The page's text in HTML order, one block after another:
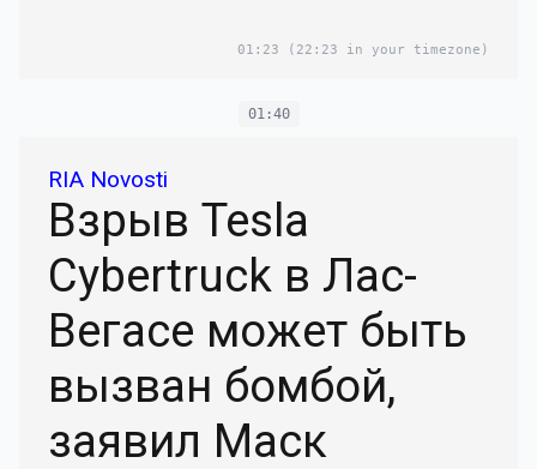
01:23 (22:23 in your timezone)
01:40
RIA Novosti
Взрыв Tesla
Cybertruck в Лас-
Вегасе может быть
вызван бомбой,
заявил Маск